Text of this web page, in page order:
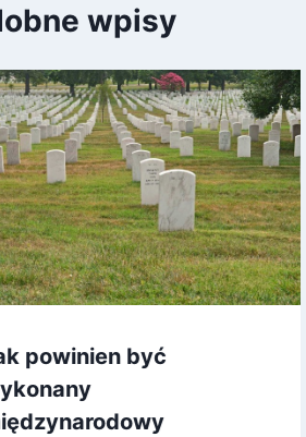
wpisy
powinien być